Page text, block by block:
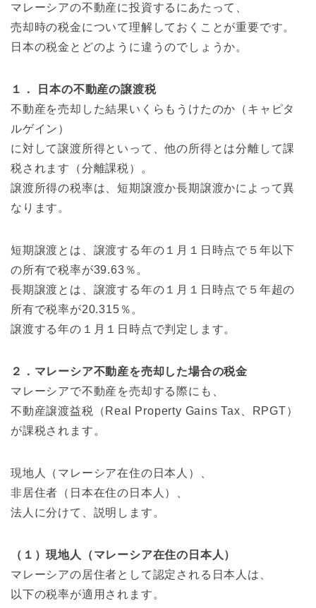
マレーシアの不動産に投資するにあたって、
売却時の税金について理解しておくことが重要です。
日本の税金とどのように違うのでしょうか。
１． 日本の不動産の譲渡税
不動産を売却した結果いくらもうけたのか（キャピタ
ルゲイン）
に対して譲渡所得といって、他の所得とは分離して課
税されます（分離課税）。
譲渡所得の税率は、短期譲渡か長期譲渡かによって異
なります。
短期譲渡とは、譲渡する年の１月１日時点で５年以下
の所有で税率が39.63％。
長期譲渡とは、譲渡する年の１月１日時点で５年超の
所有で税率が20.315％。
譲渡する年の１月１日時点で判定します。
２．マレーシア不動産を売却した場合の税金
マレーシアで不動産を売却する際にも、
不動産譲渡益税（Real Property Gains Tax、RPGT）
が課税されます。
現地人（マレーシア在住の日本人）、
非居住者（日本在住の日本人）、
法人に分けて、説明します。
（１）現地人（マレーシア在住の日本人）
マレーシアの居住者として認定される日本人は、
以下の税率が適用されます。